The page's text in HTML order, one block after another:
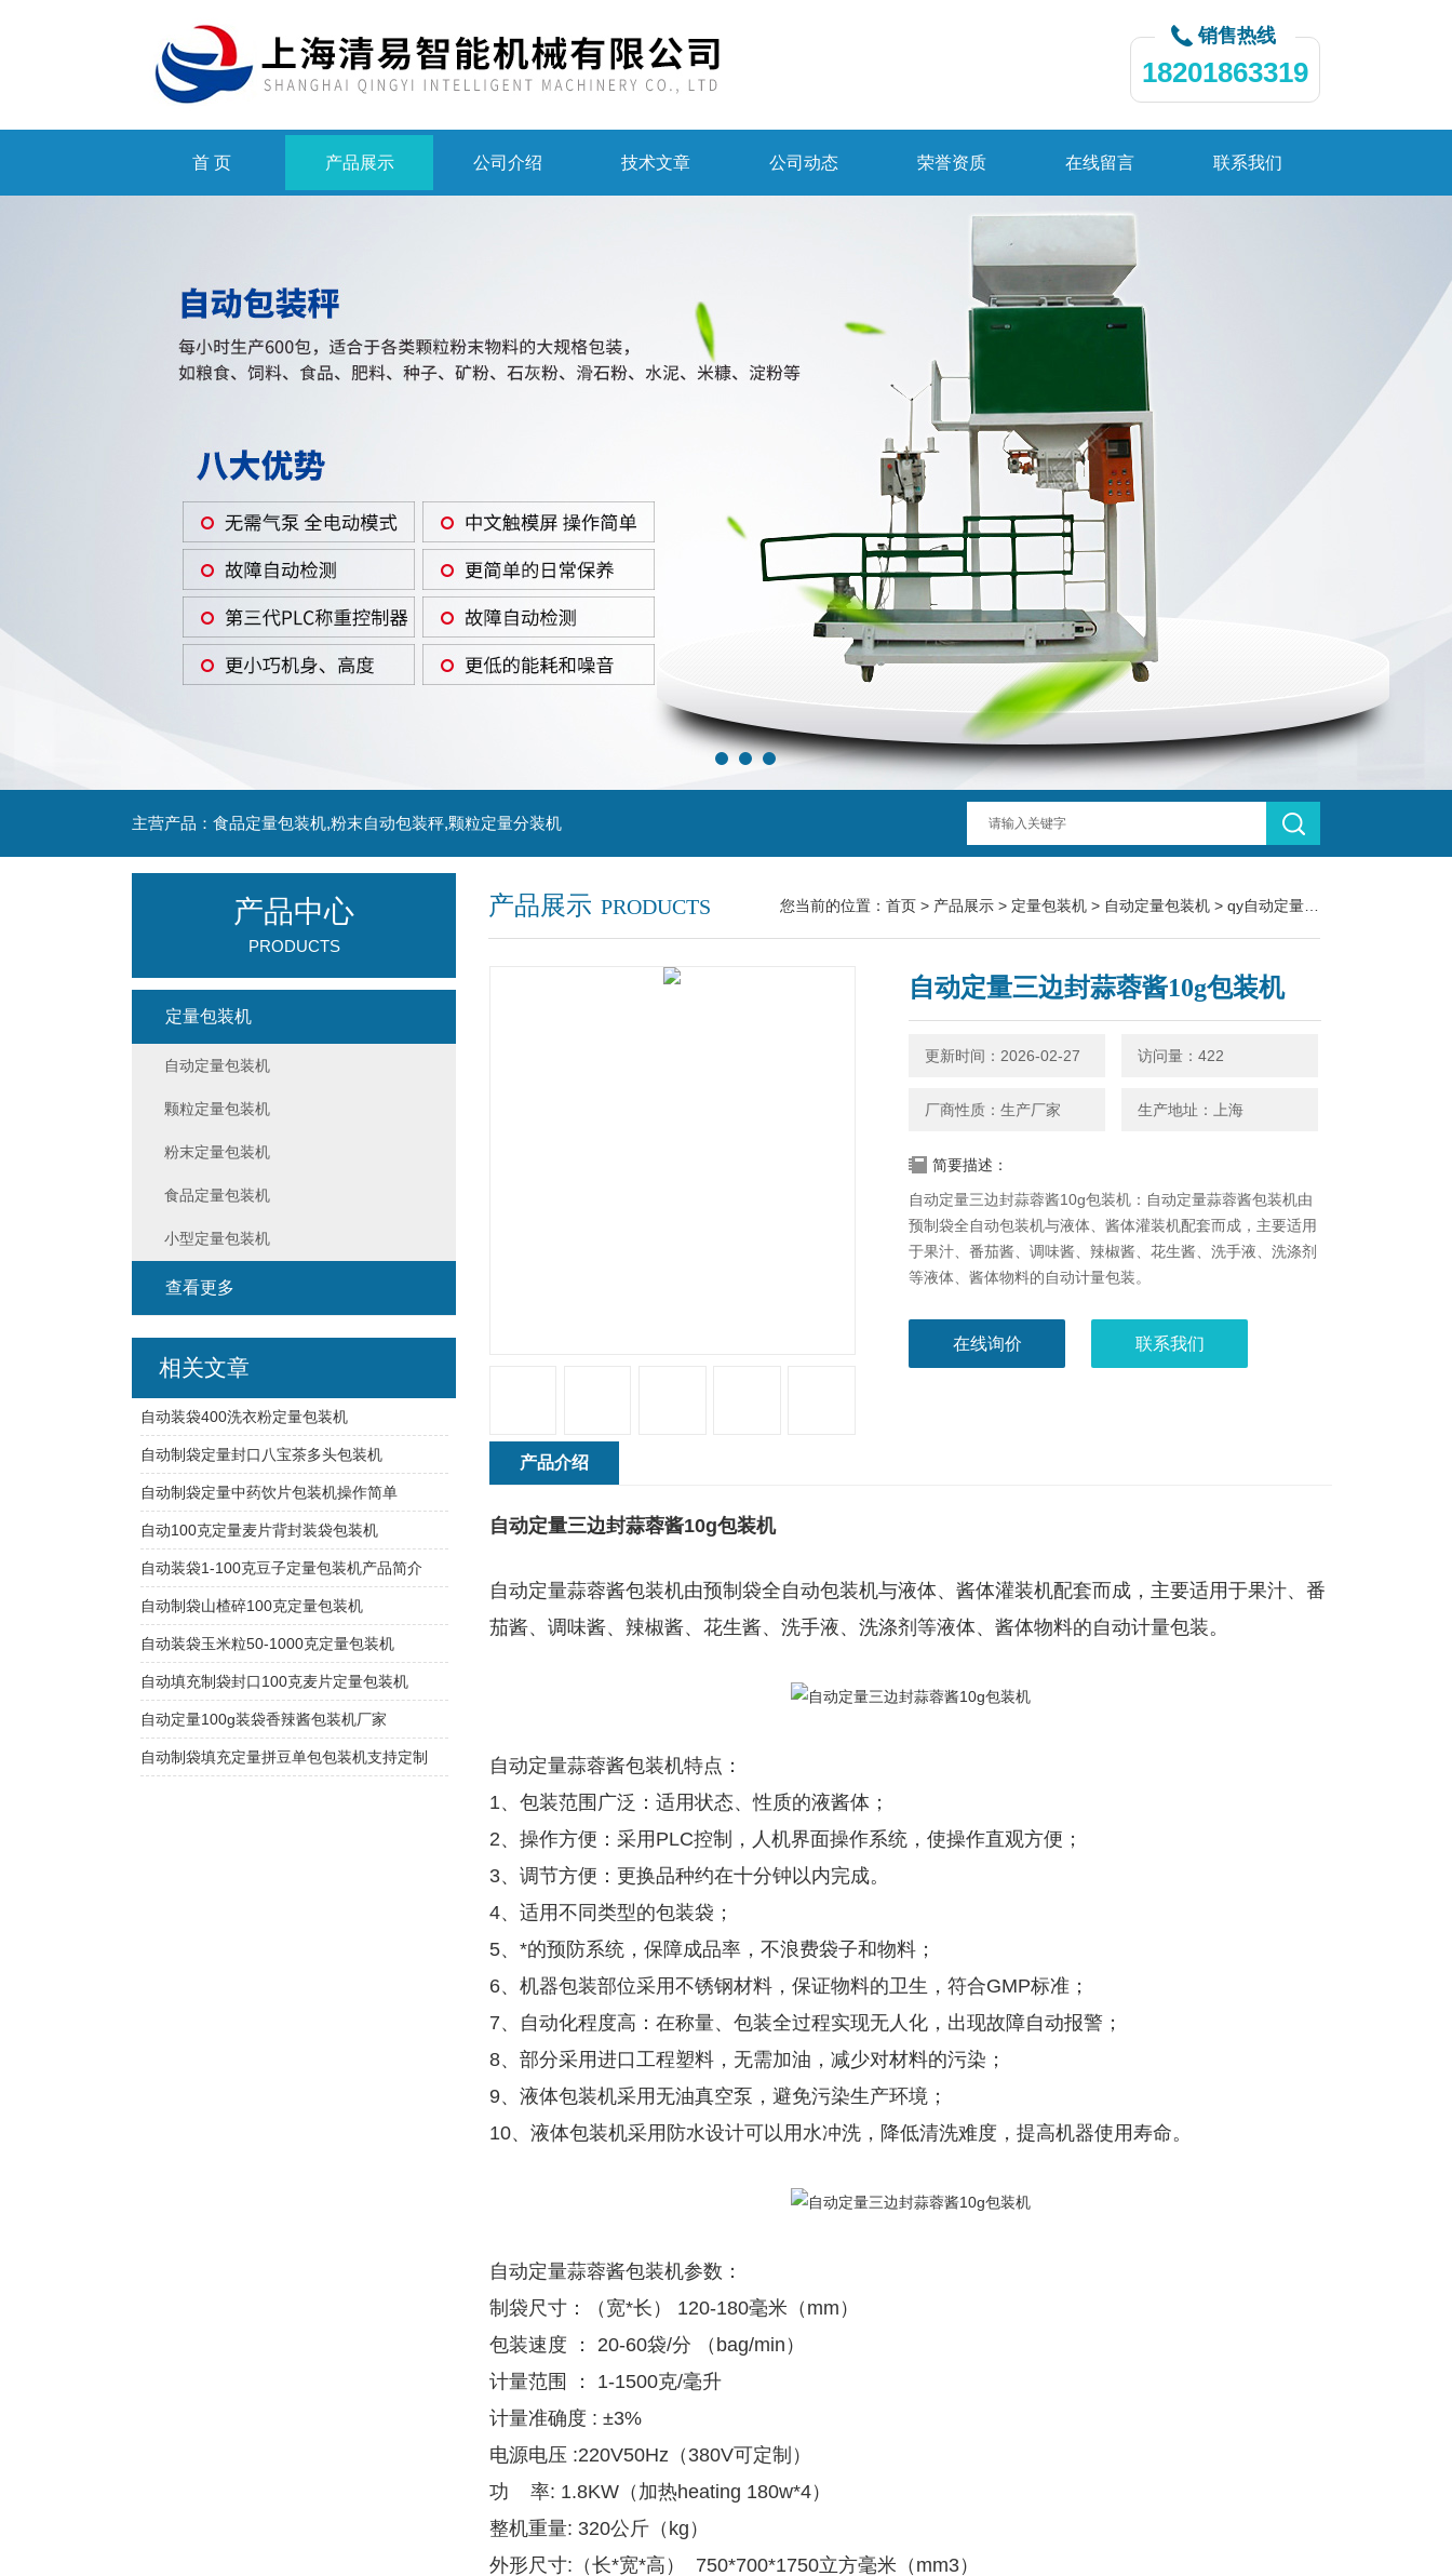
销售热线
18201863319
首 页 产品展示 公司介绍 技术文章 公司动态 荣誉资质 在线留言 联系我们
主营产品：食品定量包装机,粉末自动包装秤,颗粒定量分装机
产品展示 PRODUCTS 您当前的位置： 首页 > 产品展示 > 定量包装机 > 自动定量包装机 > qy自动定量三边封蒜蓉酱10g包装机
自动定量三边封蒜蓉酱10g包装机
更新时间：2026-02-27 访问量：422
厂商性质：生产厂家 生产地址：上海
简要描述：
自动定量三边封蒜蓉酱10g包装机：自动定量蒜蓉酱包装机​由
预制袋全自动包装机与液体、酱体灌装机配套而成，主要适用
于果汁、番茄酱、调味酱、辣椒酱、花生酱、洗手液、洗涤剂
等液体、酱体物料的自动计量包装。
在线询价 联系我们
产品介绍
自动定量三边封蒜蓉酱10g包装机
自动定量蒜蓉酱包装机由预制袋全自动包装机与液体、酱体灌装机配套而成，主要适用于果汁、番
茄酱、调味酱、辣椒酱、花生酱、洗手液、洗涤剂等液体、酱体物料的自动计量包装。
自动定量蒜蓉酱包装机特点：
1、包装范围广泛：适用状态、性质的液酱体；
2、操作方便：采用PLC控制，人机界面操作系统，使操作直观方便；
3、调节方便：更换品种约在十分钟以内完成。
4、适用不同类型的包装袋；
5、*的预防系统，保障成品率，不浪费袋子和物料；
6、机器包装部位采用不锈钢材料，保证物料的卫生，符合GMP标准；
7、自动化程度高：在称量、包装全过程实现无人化，出现故障自动报警；
8、部分采用进口工程塑料，无需加油，减少对材料的污染；
9、液体包装机采用无油真空泵，避免污染生产环境；
10、液体包装机采用防水设计可以用水冲洗，降低清洗难度，提高机器使用寿命。
自动定量蒜蓉酱包装机参数：
制袋尺寸：（宽*长） 120-180毫米（mm）
包装速度 ： 20-60袋/分 （bag/min）
计量范围 ： 1-1500克/毫升
计量准确度 : ±3%
电源电压 :220V50Hz（380V可定制）
功 率: 1.8KW（加热heating 180w*4）
整机重量: 320公斤（kg）
外形尺寸:（长*宽*高） 750*700*1750立方毫米（mm3）
产品中心
PRODUCTS
定量包装机
自动定量包装机
颗粒定量包装机
粉末定量包装机
食品定量包装机
小型定量包装机
查看更多
相关文章
自动装袋400洗衣粉定量包装机
自动制袋定量封口八宝茶多头包装机
自动制袋定量中药饮片包装机操作简单
自动100克定量麦片背封装袋包装机
自动装袋1-100克豆子定量包装机产品简介
自动制袋山楂碎100克定量包装机
自动装袋玉米粒50-1000克定量包装机
自动填充制袋封口100克麦片定量包装机
自动定量100g装袋香辣酱包装机厂家
自动制袋填充定量拼豆单包包装机支持定制